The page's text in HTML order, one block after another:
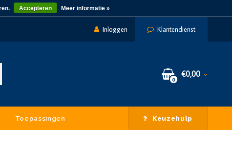
Inloggen Klantendienst
0
€0,00
Toepassingen Keuzehulp
Accepteren Meer informatie »